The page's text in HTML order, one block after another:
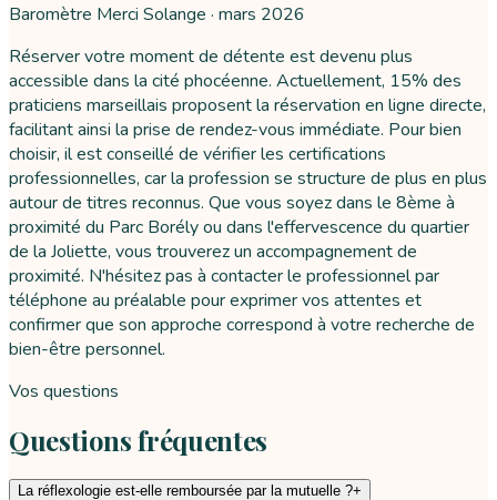
Baromètre Merci Solange · mars 2026
Réserver votre moment de détente est devenu plus
accessible dans la cité phocéenne. Actuellement, 15% des
praticiens marseillais proposent la réservation en ligne directe,
facilitant ainsi la prise de rendez-vous immédiate. Pour bien
choisir, il est conseillé de vérifier les certifications
professionnelles, car la profession se structure de plus en plus
autour de titres reconnus. Que vous soyez dans le 8ème à
proximité du Parc Borély ou dans l'effervescence du quartier
de la Joliette, vous trouverez un accompagnement de
proximité. N'hésitez pas à contacter le professionnel par
téléphone au préalable pour exprimer vos attentes et
confirmer que son approche correspond à votre recherche de
bien-être personnel.
Vos questions
Questions fréquentes
La réflexologie est-elle remboursée par la mutuelle ?+